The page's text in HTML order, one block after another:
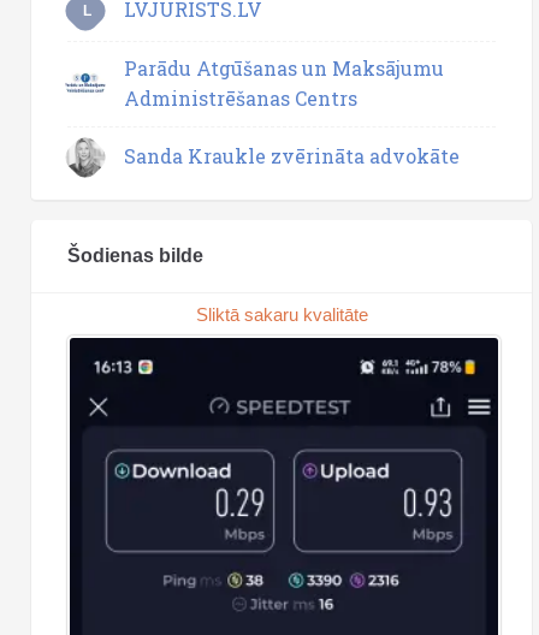
L LVJURISTS.LV
Parādu Atgūšanas un Maksājumu
Administrēšanas Centrs
Sanda Kraukle zvērināta advokāte
Šodienas bilde
Sliktā sakaru kvalitāte